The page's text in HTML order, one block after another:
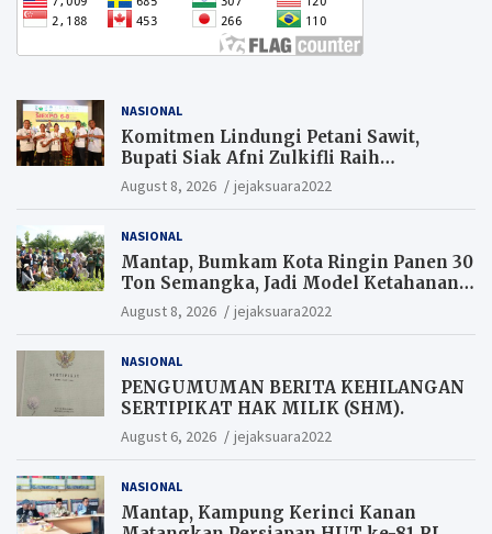
NASIONAL
Komitmen Lindungi Petani Sawit,
Bupati Siak Afni Zulkifli Raih
Penghargaan SIEXPO 2026
August 8, 2026 jejaksuara2022
NASIONAL
Mantap, Bumkam Kota Ringin Panen 30
Ton Semangka, Jadi Model Ketahanan
Pangan Siak.
August 8, 2026 jejaksuara2022
NASIONAL
PENGUMUMAN BERITA KEHILANGAN
SERTIPIKAT HAK MILIK (SHM).
August 6, 2026 jejaksuara2022
NASIONAL
Mantap, Kampung Kerinci Kanan